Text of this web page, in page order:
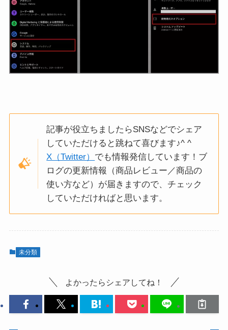
記事が役立ちましたらSNSなどでシェア
していただけると跳ねて喜びます♪^ ^
X（Twitter） でも情報発信しています！ブ
ログの更新情報（商品レビュー／商品の
使い方など）が届きますので、チェック
していただければと思います。
未分類
よかったらシェアしてね！